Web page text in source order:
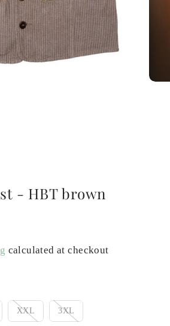
- HBT brown
calculated at checkout
XXL 3XL